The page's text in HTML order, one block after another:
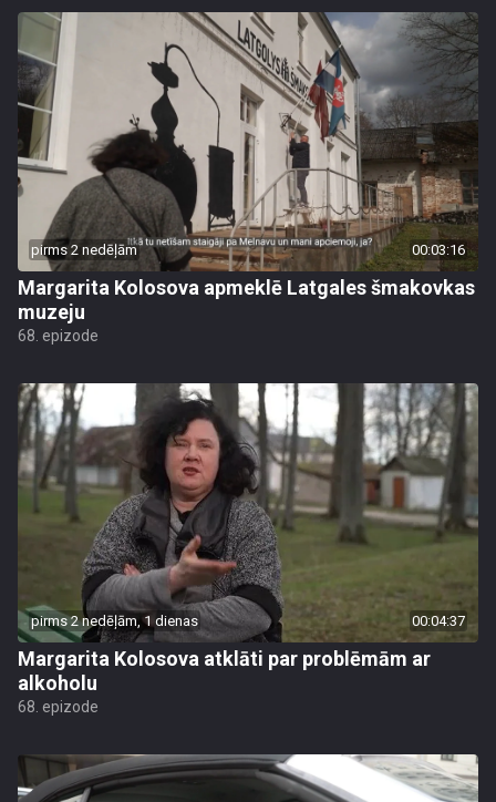
pirms 2 nedēļām 00:03:16
Margarita Kolosova apmeklē Latgales šmakovkas
muzeju
68. epizode
pirms 2 nedēļām, 1 dienas 00:04:37
Margarita Kolosova atklāti par problēmām ar
alkoholu
68. epizode